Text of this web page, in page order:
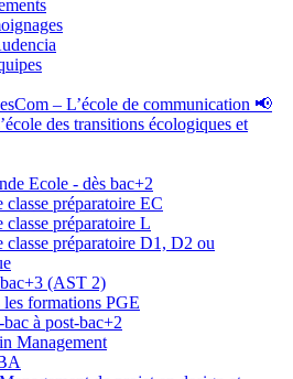
– L’école de communication 📢
des transitions écologiques et
Ecole - dès bac+2
classe préparatoire EC
classe préparatoire L
classe préparatoire D1, D2 ou
(AST 2)
les formations PGE
à post-bac+2
Management